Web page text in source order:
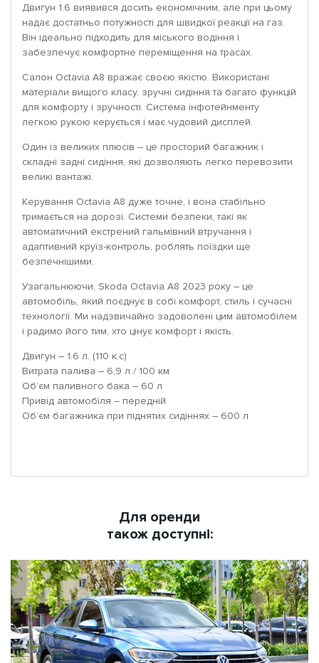
Двигун 1.6 виявився досить економічним, але при цьому
надає достатньо потужності для швидкої реакції на газ.
Він ідеально підходить для міського водіння і
забезпечує комфортне переміщення на трасах.
Салон Octavia A8 вражає своєю якістю. Використані
матеріали вищого класу, зручні сидіння та багато функцій
для комфорту і зручності. Система інфотейнменту
легкою рукою керується і має чудовий дисплей.
Один із великих плюсів – це просторий багажник і
складні задні сидіння, які дозволяють легко перевозити
великі вантажі.
Керування Octavia A8 дуже точне, і вона стабільно
тримається на дорозі. Системи безпеки, такі як
автоматичний екстрений гальмівний втручання і
адаптивний круїз-контроль, роблять поїздки ще
безпечнішими.
Узагальнюючи, Skoda Octavia A8 2023 року – це
автомобіль, який поєднує в собі комфорт, стиль і сучасні
технології. Ми надзвичайно задоволені цим автомобілем
і радимо його тим, хто цінує комфорт і якість.
Двигун – 1.6 л. (110 к.с)
Витрата палива – 6,9 л / 100 км
Об’єм паливного бака – 60 л
Привід автомобіля – передній
Об’єм багажника при піднятих сидіннях – 600 л
Для оренди
також доступні: